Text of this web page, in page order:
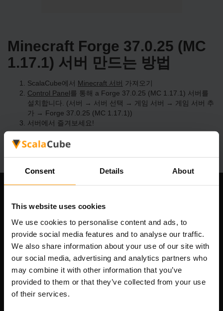
Consent Details About
This website uses cookies
We use cookies to personalise content and ads, to
provide social media features and to analyse our traffic.
We also share information about your use of our site with
our social media, advertising and analytics partners who
may combine it with other information that you’ve
provided to them or that they’ve collected from your use
of their services.
Minecraft Forge 37.0.25 (MC
1.17.1) 서버 만드는 방법
ScalaCube에서 Minecraft 서버 가져오기
Control Panel를 통해 a Forge 37.0.25 (MC 1.17.1) 서버를
설치합니다. (서버 → 서버 선택 → 게임 서버 → 게임 서버 추
가 → Forge 37.0.25 (MC 1.17.1))
서버에서 즐겨보세요!
Scalable Hosting Solutions OÜ
등록 코드: 14652605
VAT 번호: EE102133820
주소: Harju maakond, Tallinn, Kesklinna linnaosa,
Vesivärava tn 50-201, 10152